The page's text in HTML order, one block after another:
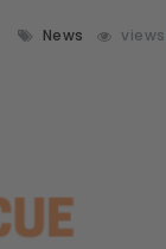
News views